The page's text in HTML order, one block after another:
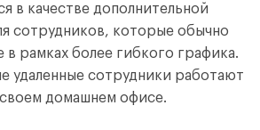
в качестве дополнительной
сотрудников, которые обычно
рамках более гибкого графика.
удаленные сотрудники работают
домашнем офисе.